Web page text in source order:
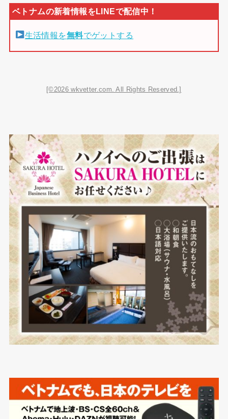
生活情報を無料でゲットする
[©2026 wkvetter.com. All Rights Reserved.]